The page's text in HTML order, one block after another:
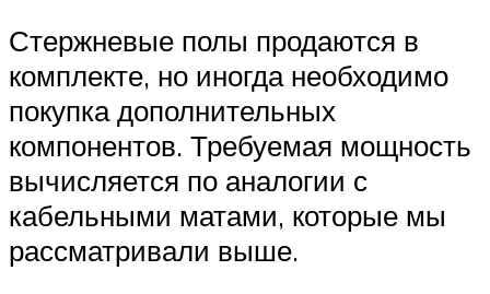
Стержневые полы продаются в
комплекте, но иногда необходимо
покупка дополнительных
компонентов. Требуемая мощность
вычисляется по аналогии с
кабельными матами, которые мы
рассматривали выше.